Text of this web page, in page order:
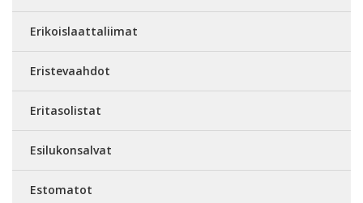
Erikoislaattaliimat
Eristevaahdot
Eritasolistat
Esilukonsalvat
Estomatot